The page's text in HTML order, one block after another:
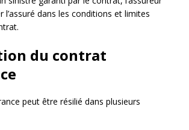
l’assuré dans les conditions et limites
du contrat
peut être résilié dans plusieurs